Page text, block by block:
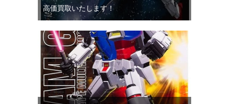
高価買取いたします！